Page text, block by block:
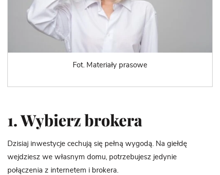
Fot. Materiały prasowe
1. Wybierz brokera
Dzisiaj inwestycje cechują się pełną wygodą. Na giełdę
wejdziesz we własnym domu, potrzebujesz jedynie
połączenia z internetem i brokera.